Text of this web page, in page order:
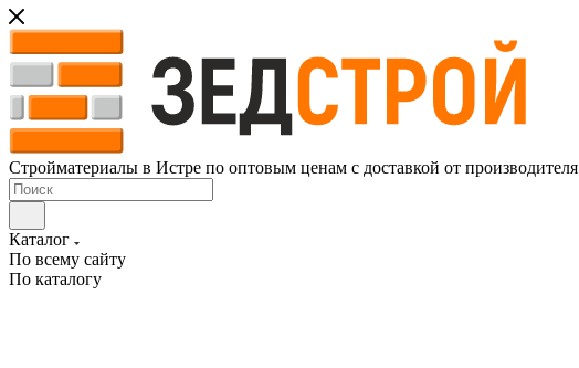
Стройматериалы в Истре по оптовым ценам с доставкой от производителя
Каталог
По всему сайту
По каталогу